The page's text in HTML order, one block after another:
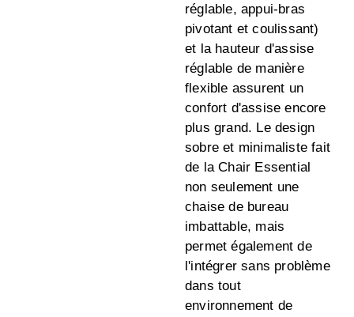
réglable, appui-bras
pivotant et coulissant)
et la hauteur d'assise
réglable de manière
flexible assurent un
confort d'assise encore
plus grand. Le design
sobre et minimaliste fait
de la Chair Essential
non seulement une
chaise de bureau
imbattable, mais
permet également de
l'intégrer sans problème
dans tout
environnement de